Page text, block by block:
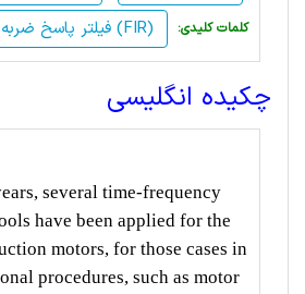
فیلتر پاسخ ضربه محدود (FIR)
:کلمات کلیدی
چکیده انگلیسی
several time-frequency
have been applied for the
motors, for those cases in
procedures, such as motor